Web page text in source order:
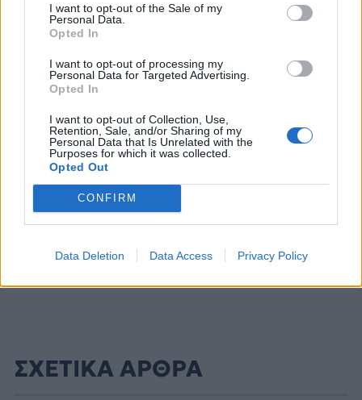
I want to opt-out of the Sale of my
Personal Data.
Opted In
I want to opt-out of processing my
Personal Data for Targeted Advertising.
Opted In
I want to opt-out of Collection, Use,
Retention, Sale, and/or Sharing of my
Personal Data that Is Unrelated with the
Purposes for which it was collected.
Opted Out
CONFIRM
Data Deletion Data Access Privacy Policy
Μήνυμα της Αθήνας στο
Ριάντ
ΣΧΕΤΙΚΑ ΑΡΘΡΑ